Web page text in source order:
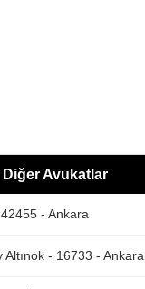
Avukatlar
- Ankara
- 16733 - Ankara